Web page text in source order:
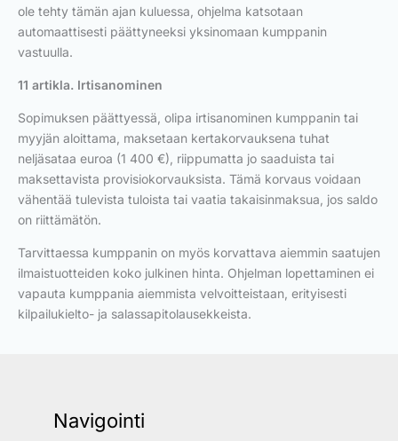
ole tehty tämän ajan kuluessa, ohjelma katsotaan
automaattisesti päättyneeksi yksinomaan kumppanin
vastuulla.
11 artikla. Irtisanominen
Sopimuksen päättyessä, olipa irtisanominen kumppanin tai
myyjän aloittama, maksetaan kertakorvauksena tuhat
neljäsataa euroa (1 400 €), riippumatta jo saaduista tai
maksettavista provisiokorvauksista. Tämä korvaus voidaan
vähentää tulevista tuloista tai vaatia takaisinmaksua, jos saldo
on riittämätön.
Tarvittaessa kumppanin on myös korvattava aiemmin saatujen
ilmaistuotteiden koko julkinen hinta. Ohjelman lopettaminen ei
vapauta kumppania aiemmista velvoitteistaan, erityisesti
kilpailukielto- ja salassapitolausekkeista.
Navigointi